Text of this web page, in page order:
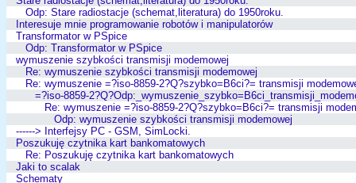
Odp: Stare radiostacje (schemat,literatura) do 1950roku.
Interesuje mnie programowanie robotów i manipulatorów
Transformator w PSpice
Odp: Transformator w PSpice
wymuszenie szybkości transmisji modemowej
Re: wymuszenie szybkości transmisji modemowej
Re: wymuszenie =?iso-8859-2?Q?szybko=B6ci?= transmisji
=?iso-8859-
Re: wymuszenie =?iso-8859-2?Q?szybko=B6ci?= transmisji
Odp: wymuszenie szybkości transmisji modemowej
------> Interfejsy PC - GSM, SimLocki.
Poszukuję czytnika kart bankomatowych
Re: Poszukuję czytnika kart bankomatowych
Jaki to scalak
Schematy